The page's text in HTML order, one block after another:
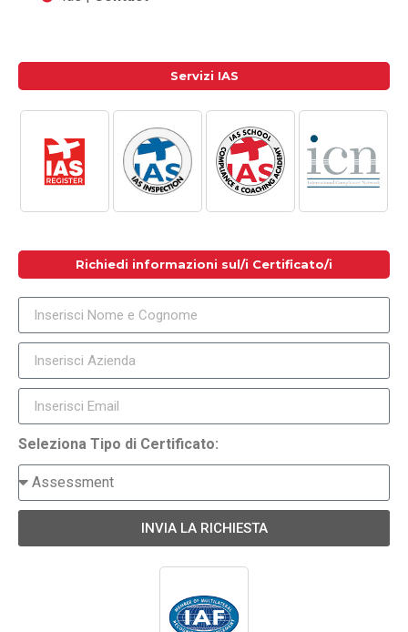
Servizi IAS
Richiedi informazioni sul/i Certificato/i
Seleziona Tipo di Certificato:
INVIA LA RICHIESTA